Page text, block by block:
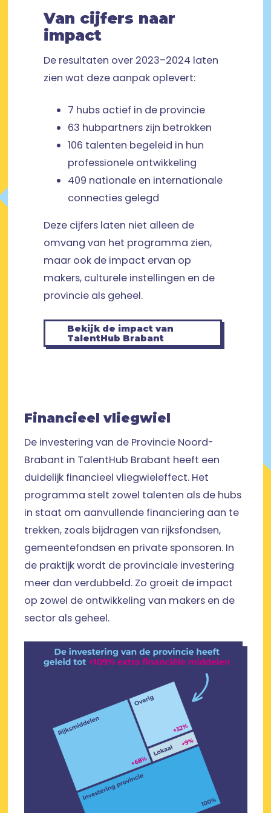
Van cijfers naar
impact
De resultaten over 2023–2024 laten
zien wat deze aanpak oplevert:
7 hubs actief in de provincie
63 hubpartners zijn betrokken
106 talenten begeleid in hun
professionele ontwikkeling
409 nationale en internationale
connecties gelegd
Deze cijfers laten niet alleen de
omvang van het programma zien,
maar ook de impact ervan op
makers, culturele instellingen en de
provincie als geheel.
Bekijk de impact van
TalentHub Brabant
Financieel vliegwiel
De investering van de Provincie Noord-
Brabant in TalentHub Brabant heeft een
duidelijk financieel vliegwieleffect. Het
programma stelt zowel talenten als de hubs
in staat om aanvullende financiering aan te
trekken, zoals bijdragen van rijksfondsen,
gemeentefondsen en private sponsoren. In
de praktijk wordt de provinciale investering
meer dan verdubbeld. Zo groeit de impact
op zowel de ontwikkeling van makers en de
sector als geheel.